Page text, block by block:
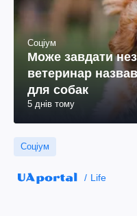
Соціум
Може завдати
ветеринар
для собак
5 днів тому
Соціум
Life